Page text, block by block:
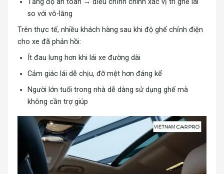
Tăng độ an toàn → điều chỉnh chính xác vị trí ghế lái
so với vô-lăng
Trên thực tế, nhiều khách hàng sau khi độ ghế chỉnh điện
cho xe đã phản hồi:
Ít đau lưng hơn khi lái xe đường dài
Cảm giác lái dễ chịu, đỡ mệt hơn đáng kể
Người lớn tuổi trong nhà dễ dàng sử dụng ghế mà
không cần trợ giúp